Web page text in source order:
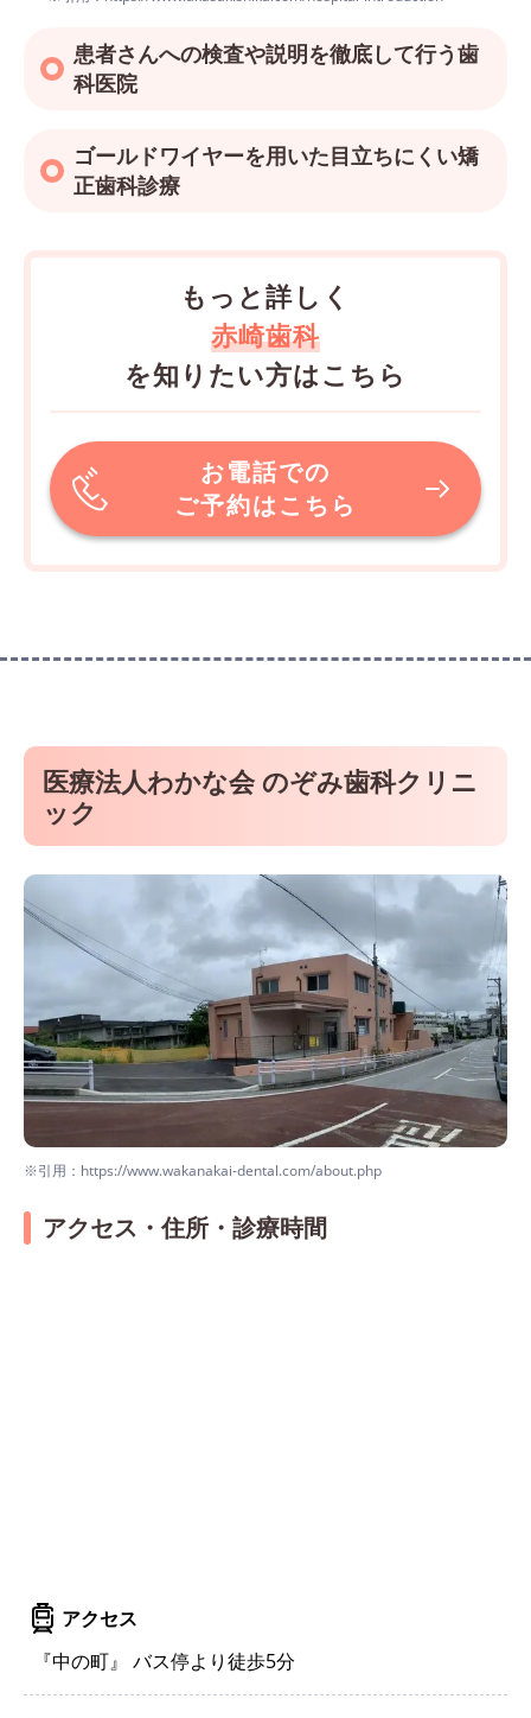
患者さんへの検査や説明を徹底して行う歯
科医院
ゴールドワイヤーを用いた目立ちにくい矯
正歯科診療
もっと詳しく
赤崎歯科
を知りたい方はこちら
お電話での
ご予約はこちら
医療法人わかな会 のぞみ歯科クリニ
ック
※引用：https://www.wakanakai-dental.com/about.php
アクセス・住所・診療時間
アクセス
『中の町』 バス停より徒歩5分